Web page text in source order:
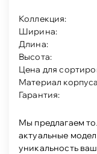
Коллекция:
Ширина:
Длина:
Высота:
Цена для
Материал
Гарантия:
Мы предлагаем
актуальные
уникальность